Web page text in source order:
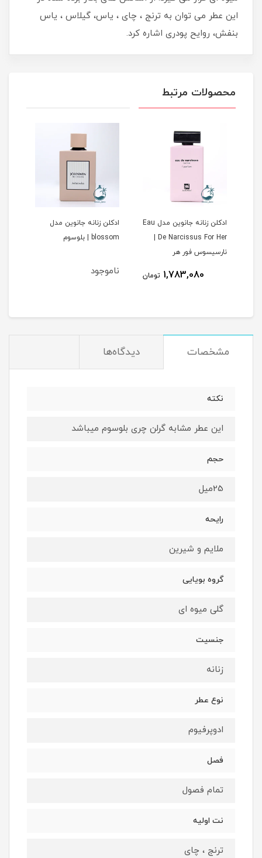
این عطر می توان به ترنج ، چای ، یاس، گیلاس ، یاس
بنفش، روایح پودری اشاره کرد.
محصولات مرتبط
ادکلن زنانه جانوین مدل Eau
نارسیسوس فور هر
1,783,080 تومان
ادکلن زنانه جانوین مدل
blossom | بلوسوم
ناموجود
مشخصات دیدگاه‌ها
نكته
اين عطر مشابه گرلن چرى بلوسوم ميباشد
حجم
25ميل
رايحه
ملايم و شيرين
گروه بويايى
گلى ميوه اى
جنسيت
زنانه
نوع عطر
ادوپرفيوم
فصل
تمام فصول
نت اوليه
ترنج ، چای